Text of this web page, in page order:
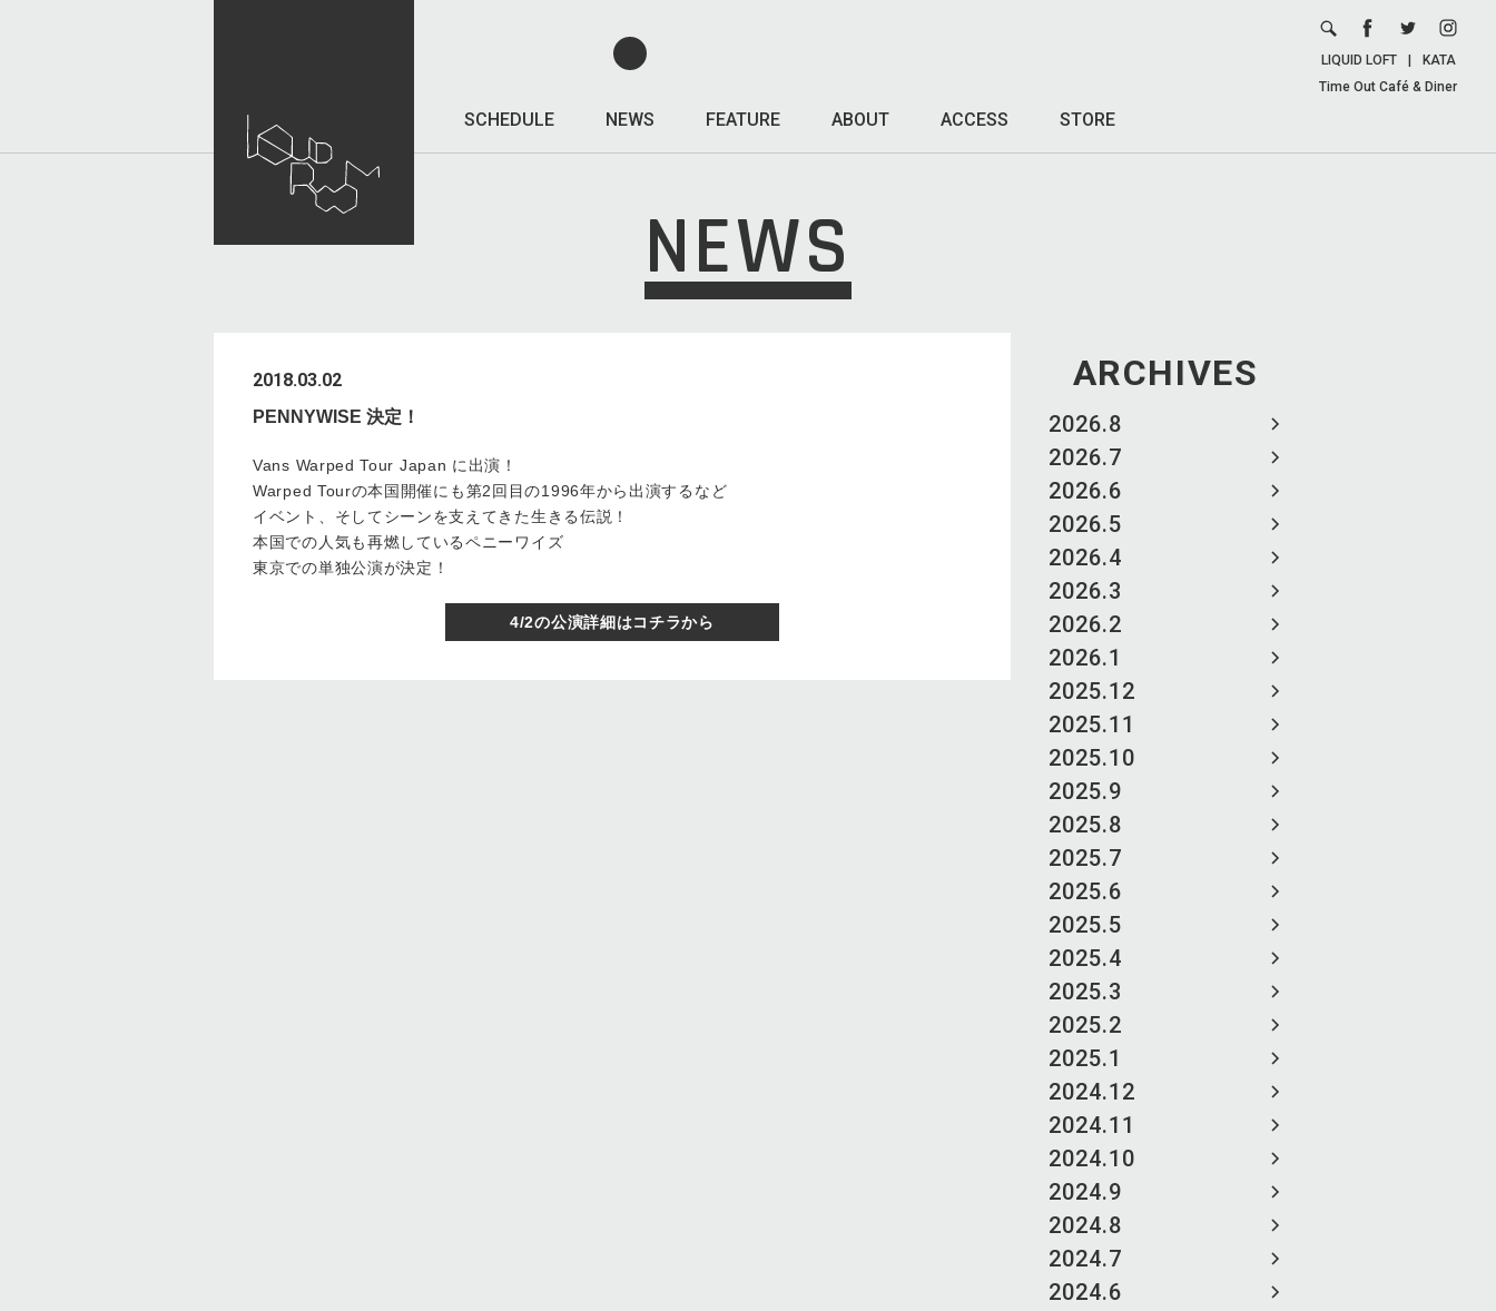
SCHEDULE NEWS FEATURE ABOUT ACCESS STORE
LIQUID LOFT
KATA
Time Out Café & Diner
NEWS
ARCHIVES
2026.8
2026.7
2026.6
2026.5
2026.4
2026.3
2026.2
2026.1
2025.12
2025.11
2025.10
2025.9
2025.8
2025.7
2025.6
2025.5
2025.4
2025.3
2025.2
2025.1
2024.12
2024.11
2024.10
2024.9
2024.8
2024.7
2024.6
2018.03.02
PENNYWISE 決定！
Vans Warped Tour Japan に出演！
Warped Tourの本国開催にも第2回目の1996年から出演するなど
イベント、そしてシーンを支えてきた生きる伝説！
本国での人気も再燃しているペニーワイズ
東京での単独公演が決定！
4/2の公演詳細はコチラから